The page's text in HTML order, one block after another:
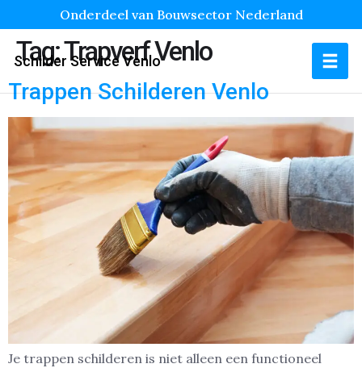
Onderdeel van Bouwsector Nederland
Schilder Service Venlo
Tag:Trapverf Venlo
Trappen Schilderen Venlo
Je trappen schilderen is niet alleen een functioneel